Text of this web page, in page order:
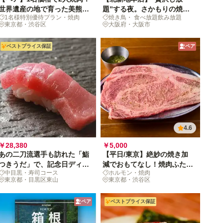
界遺産の地で育った美熊野
を味わう恵比寿時間
1名様特別優待プラン・焼肉
東京都・渋谷区
題”する夜。さかもりの焼鳥
＆各種酒類の食べ飲み放題
焼き鳥・ 食べ放題飲み放題
大阪府・大阪市
ベストプライス保証
28,380
の二刀流選手も訪れた「鮨
きうだ」で、記念日ディナ
TIME
中目黒・寿司コース
東京都・目黒区東山
ペア
4.6
￥5,000
【平日/東京】絶妙の焼き加
減でおもてなし！焼肉ふたご
の共通食事券
ホルモン・焼肉
東京都・渋谷区
ペア ベストプライス保証